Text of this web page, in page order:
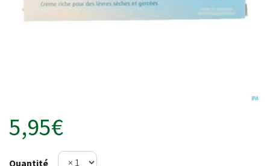
5,95€
Quantité